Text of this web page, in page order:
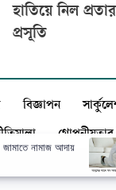
হাতিয়ে নিল
প্রসূতি
বিজ্ঞাপন
গোপনীয়তার
জামাতে নামাজ আদায়